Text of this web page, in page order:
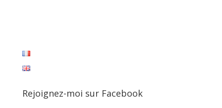
Rejoignez-moi sur Facebook